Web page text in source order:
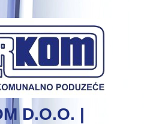
D.O.O. |